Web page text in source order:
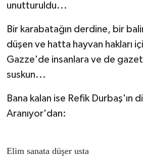
unutturuldu...
Bir karabatağın derdine, bir
düşen ve hatta hayvan hakları
Gazze'de insanlara ve de
suskun...
Bana kalan ise Refik Durbaş'ın
Aranıyor'dan:
Elim sanata düşer usta